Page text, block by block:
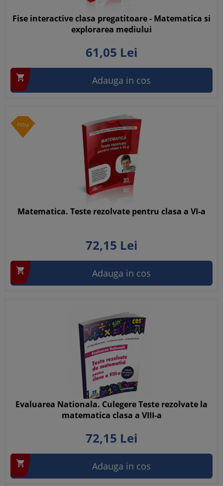
Fise interactive clasa pregatitoare - Matematica si
explorarea mediului
61,05 Lei
 Adauga in cos
nou
Matematica. Teste rezolvate pentru clasa a VI-a
72,15 Lei
 Adauga in cos
Evaluarea Nationala. Culegere Teste rezolvate la
matematica clasa a VIII-a
72,15 Lei
 Adauga in cos